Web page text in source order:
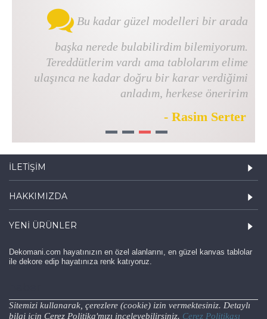
Bu kadar güzel modelleri bir arada
başka nerede bulabilirdim bilemiyorum.
Tereddütlerim vardı ama tablolarım elime
ulaşınca ne kadar doğru bir karar verdiğimi
anladım, herkese öneririm
- Rasim Serter
1 2 3 4
İLETIŞIM
HAKKIMIZDA
YENI ÜRÜNLER
Dekomani.com hayatınızın en özel alanlarını, en güzel kanvas tablolar
ile dekore edip hayatınıza renk katıyoruz.
Sitemizi kullanarak, çerezlere (cookie) izin vermektesiniz. Detaylı
bilgi için Çerez Politika'mızı inceleyebilirsiniz. Çerez Politikası